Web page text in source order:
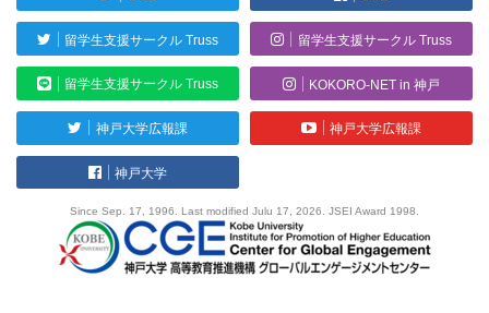
留学生支援サークル Truss 留学生支援サークル Truss
留学生支援サークル Truss KOKORO-NET in 神戸
神戸大学広報課 神戸大学広報課
神戸大学
Since Sep. 17, 1996. Last modified Julu 17, 2026. JSEI Award 1998.